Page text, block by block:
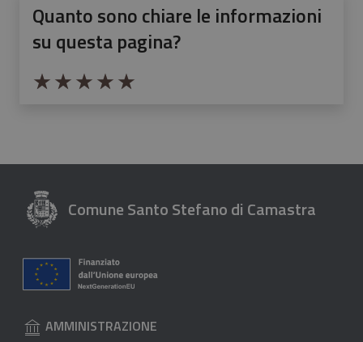
Quanto sono chiare le informazioni
su questa pagina?
Valuta da 1 a 5 stelle la pagina
Comune Santo Stefano di Camastra
AMMINISTRAZIONE